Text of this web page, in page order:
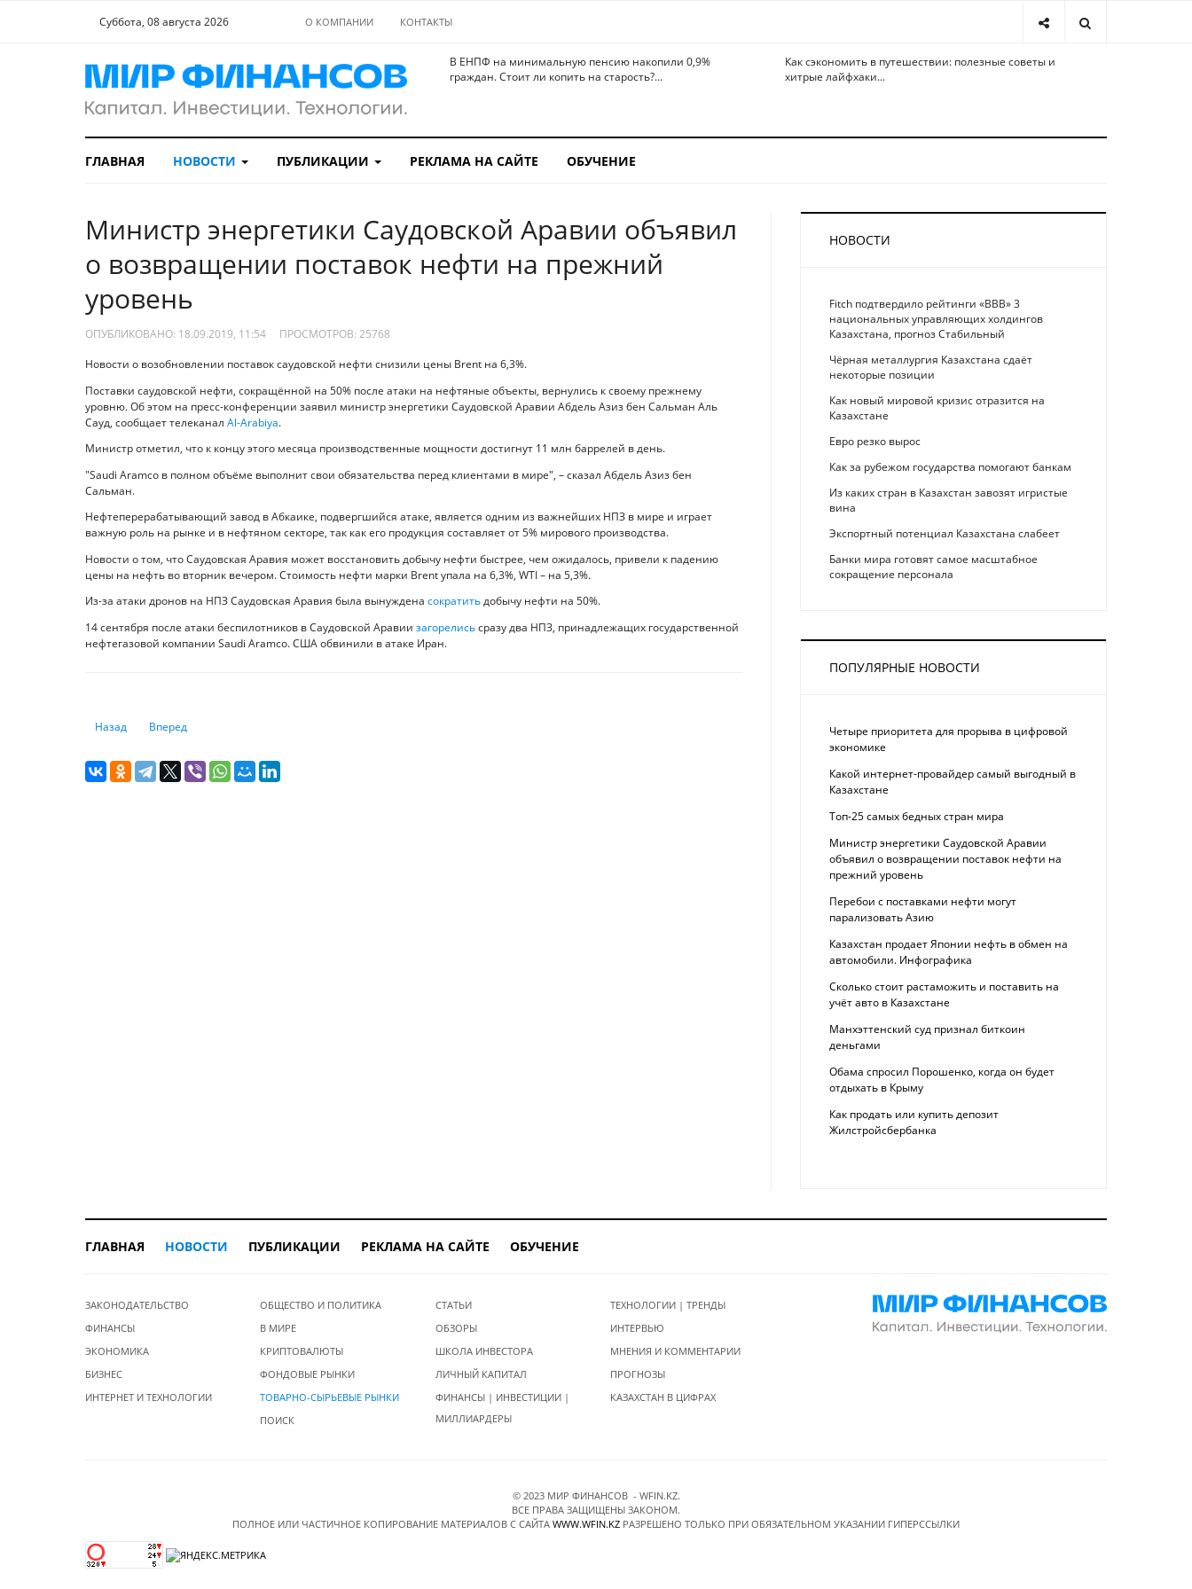
Суббота, 08 августа 2026 О КОМПАНИИ КОНТАКТЫ
В ЕНПФ на минимальную пенсию накопили 0,9%
граждан. Стоит ли копить на старость?...
Как сэкономить в путешествии: полезные советы и
хитрые лайфхаки...
ГЛАВНАЯ НОВОСТИ ПУБЛИКАЦИИ РЕКЛАМА НА САЙТЕ ОБУЧЕНИЕ
Министр энергетики Саудовской Аравии объявил
о возвращении поставок нефти на прежний
уровень
ОПУБЛИКОВАНО: 18.09.2019, 11:54 ПРОСМОТРОВ: 25768
Новости о возобновлении поставок саудовской нефти снизили цены Brent на 6,3%.
Поставки саудовской нефти, сокращённой на 50% после атаки на нефтяные объекты, вернулись к своему прежнему
уровню. Об этом на пресс-конференции заявил министр энергетики Саудовской Аравии Абдель Азиз бен Сальман Аль
Сауд, сообщает телеканал Al-Arabiya.
Министр отметил, что к концу этого месяца производственные мощности достигнут 11 млн баррелей в день.
"Saudi Aramco в полном объёме выполнит свои обязательства перед клиентами в мире", – сказал Абдель Азиз бен
Сальман.
Нефтеперерабатывающий завод в Абкаике, подвергшийся атаке, является одним из важнейших НПЗ в мире и играет
важную роль на рынке и в нефтяном секторе, так как его продукция составляет от 5% мирового производства.
Новости о том, что Саудовская Аравия может восстановить добычу нефти быстрее, чем ожидалось, привели к падению
цены на нефть во вторник вечером. Стоимость нефти марки Brent упала на 6,3%, WTI – на 5,3%.
Из-за атаки дронов на НПЗ Саудовская Аравия была вынуждена сократитьдобычу нефти на 50%.
14 сентября после атаки беспилотников в Саудовской Аравии загорелисьсразу два НПЗ, принадлежащих государственной
нефтегазовой компании Saudi Aramco. США обвинили в атаке Иран.
Предыдущий: Казахстан продает Японии нефть в обмен на автомобили. Инфографика
Назад Следующий: Рынок драгоценных металлов идет в гору.
Вперед
НОВОСТИ
Fitch подтвердило рейтинги «BBB» 3
национальных управляющих холдингов
Казахстана, прогноз Стабильный
Чёрная металлургия Казахстана сдаёт
некоторые позиции
Как новый мировой кризис отразится на
Казахстане
Eврo рeзкo вырос
Как за рубежом государства помогают банкам
Из каких стран в Казахстан завозят игристые
вина
Экспортный потенциал Казахстана слабеет
Банки мира готовят самое масштабное
сокращение персонала
ПОПУЛЯРНЫЕ НОВОСТИ
Четыре приоритета для прорыва в цифровой
экономике
Какой интернет-провайдер самый выгодный в
Казахстане
Топ-25 самых бедных стран мира
Министр энергетики Саудовской Аравии
объявил о возвращении поставок нефти на
прежний уровень
Перебои с поставками нефти могут
парализовать Азию
Казахстан продает Японии нефть в обмен на
автомобили. Инфографика
Сколько стоит растаможить и поставить на
учёт авто в Казахстане
Манхэттенский суд признал биткоин
деньгами
Обама спросил Порошенко, когда он будет
отдыхать в Крыму
Как продать или купить депозит
Жилстройсбербанка
ГЛАВНАЯ НОВОСТИ ПУБЛИКАЦИИ РЕКЛАМА НА САЙТЕ ОБУЧЕНИЕ
ЗАКОНОДАТЕЛЬСТВО
ФИНАНСЫ
ЭКОНОМИКА
БИЗНЕС
ИНТЕРНЕТ И ТЕХНОЛОГИИ
ОБЩЕСТВО И ПОЛИТИКА
В МИРЕ
КРИПТОВАЛЮТЫ
ФОНДОВЫЕ РЫНКИ
ТОВАРНО-СЫРЬЕВЫЕ РЫНКИ
ПОИСК
СТАТЬИ
ОБЗОРЫ
ШКОЛА ИНВЕСТОРА
ЛИЧНЫЙ КАПИТАЛ
ФИНАНСЫ | ИНВЕСТИЦИИ |
МИЛЛИАРДЕРЫ
ТЕХНОЛОГИИ | ТРЕНДЫ
ИНТЕРВЬЮ
МНЕНИЯ И КОММЕНТАРИИ
ПРОГНОЗЫ
КАЗАХСТАН В ЦИФРАХ
© 2023 МИР ФИНАНСОВ - WFIN.KZ.
ВСЕ ПРАВА ЗАЩИЩЕНЫ ЗАКОНОМ.
ПОЛНОЕ ИЛИ ЧАСТИЧНОЕ КОПИРОВАНИЕ МАТЕРИАЛОВ C САЙТА WWW.WFIN.KZ РАЗРЕШЕНО ТОЛЬКО ПРИ ОБЯЗАТЕЛЬНОМ УКАЗАНИИ ГИПЕРССЫЛКИ